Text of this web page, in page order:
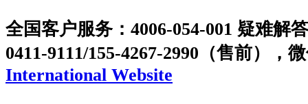
全国客户服务：4006-054-001 疑难解
0411-9111/155-4267-2990（售前），
International Website